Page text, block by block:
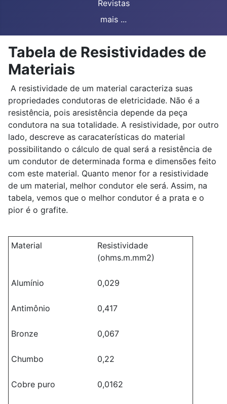
Revistas
mais ...
Tabela de Resistividades de
Materiais
A resistividade de um material caracteriza suas
propriedades condutoras de eletricidade. Não é a
resistência, pois aresistência depende da peça
condutora na sua totalidade. A resistividade, por outro
lado, descreve as caracaterísticas do material
possibilitando o cálculo de qual será a resistência de
um condutor de determinada forma e dimensões feito
com este material. Quanto menor for a resistividade
de um material, melhor condutor ele será. Assim, na
tabela, vemos que o melhor condutor é a prata e o
pior é o grafite.
Material
Resistividade
(ohms.m.mm2)
Alumínio 0,029
Antimônio 0,417
Bronze 0,067
Chumbo 0,22
Cobre puro 0,0162